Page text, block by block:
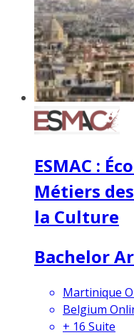
ESMAC :
Métiers
la Culture
Bachelor
Martinique
Belgium
+ 16 Suite